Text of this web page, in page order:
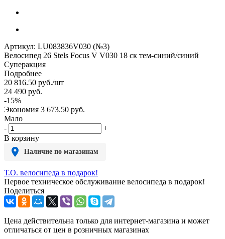
Артикул: LU083836V030 (№3)
Велосипед 26 Stels Focus V V030 18 ск тем-синий/синий
Суперакция
Подробнее
20 816.50 руб./шт
24 490 руб.
-15%
Экономия 3 673.50 руб.
Мало
-
+
В корзину
Наличие по магазинам
Т.О. велосипеда в подарок!
Первое техническое обслуживание велосипеда в подарок!
Поделиться
Цена действительна только для интернет-магазина и может
отличаться от цен в розничных магазинах